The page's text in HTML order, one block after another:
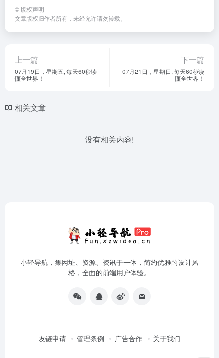
© 版权声明
文章版权归作者所有，未经允许请勿转载。
上一篇
07月19日，星期五, 每天60秒读
懂全世界！
下一篇
07月21日，星期日, 每天60秒读
懂全世界！
相关文章
没有相关内容!
小轻导航，集网址、资源、资讯于一体，简约优雅的设计风
格，全面的前端用户体验。
友链申请 管理条例 广告合作 关于我们